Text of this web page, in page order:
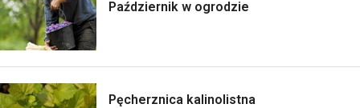
Październik w ogrodzie
Pęcherznica kalinolistna